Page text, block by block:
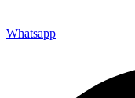
Whatsapp